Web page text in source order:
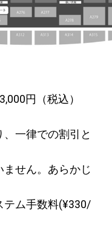
円（税込）
一律での割引と
せん。あらかじ
ム手数料(¥330/